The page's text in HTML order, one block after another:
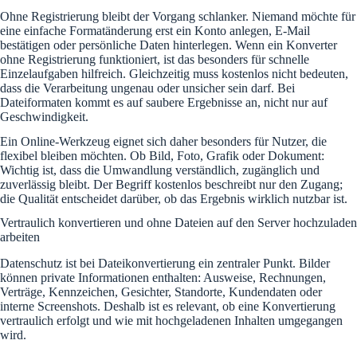
Ohne Registrierung bleibt der Vorgang schlanker. Niemand möchte für
eine einfache Formatänderung erst ein Konto anlegen, E-Mail
bestätigen oder persönliche Daten hinterlegen. Wenn ein Konverter
ohne Registrierung funktioniert, ist das besonders für schnelle
Einzelaufgaben hilfreich. Gleichzeitig muss kostenlos nicht bedeuten,
dass die Verarbeitung ungenau oder unsicher sein darf. Bei
Dateiformaten kommt es auf saubere Ergebnisse an, nicht nur auf
Geschwindigkeit.
Ein Online-Werkzeug eignet sich daher besonders für Nutzer, die
flexibel bleiben möchten. Ob Bild, Foto, Grafik oder Dokument:
Wichtig ist, dass die Umwandlung verständlich, zugänglich und
zuverlässig bleibt. Der Begriff kostenlos beschreibt nur den Zugang;
die Qualität entscheidet darüber, ob das Ergebnis wirklich nutzbar ist.
Vertraulich konvertieren und ohne Dateien auf den Server hochzuladen
arbeiten
Datenschutz ist bei Dateikonvertierung ein zentraler Punkt. Bilder
können private Informationen enthalten: Ausweise, Rechnungen,
Verträge, Kennzeichen, Gesichter, Standorte, Kundendaten oder
interne Screenshots. Deshalb ist es relevant, ob eine Konvertierung
vertraulich erfolgt und wie mit hochgeladenen Inhalten umgegangen
wird.